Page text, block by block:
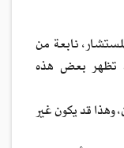
نابعة من
تظهر بعض هذه
قد يكون غير